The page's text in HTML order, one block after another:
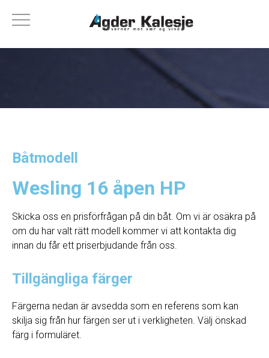
Båtmodell
Wesling 16 åpen HP
Skicka oss en prisförfrågan på din båt. Om vi ​​är osäkra på
om du har valt rätt modell kommer vi att kontakta dig
innan du får ett priserbjudande från oss.
Tillgängliga färger
Färgerna nedan är avsedda som en referens som kan
skilja sig från hur färgen ser ut i verkligheten. Välj önskad
färg i formuläret.